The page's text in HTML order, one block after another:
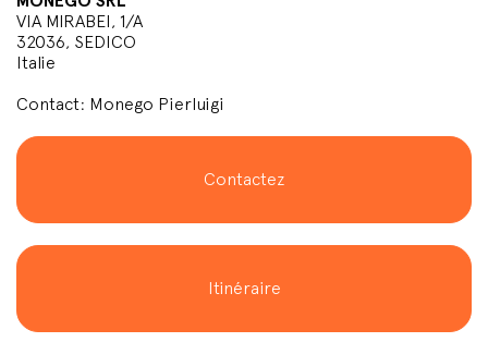
VIA MIRABEI, 1/A
32036, SEDICO
Italie
Contact: Monego Pierluigi
Contactez
Itinéraire